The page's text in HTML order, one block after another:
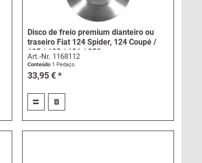
Disco de freio premium dianteiro ou
traseiro Fiat 124 Spider, 124 Coupé /
125 / 128 / 131 / 850...
Art.-Nr. 1168112
Conteúdo 1 Pedaço
33,95 € *